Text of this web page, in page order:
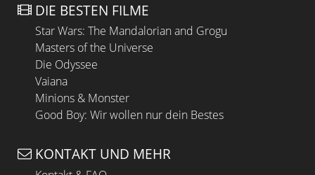
DIE BESTEN FILME
Star Wars: The Mandalorian and Grogu
Masters of the Universe
Die Odyssee
Vaiana
Minions & Monster
Good Boy: Wir wollen nur dein Bestes
KONTAKT UND MEHR